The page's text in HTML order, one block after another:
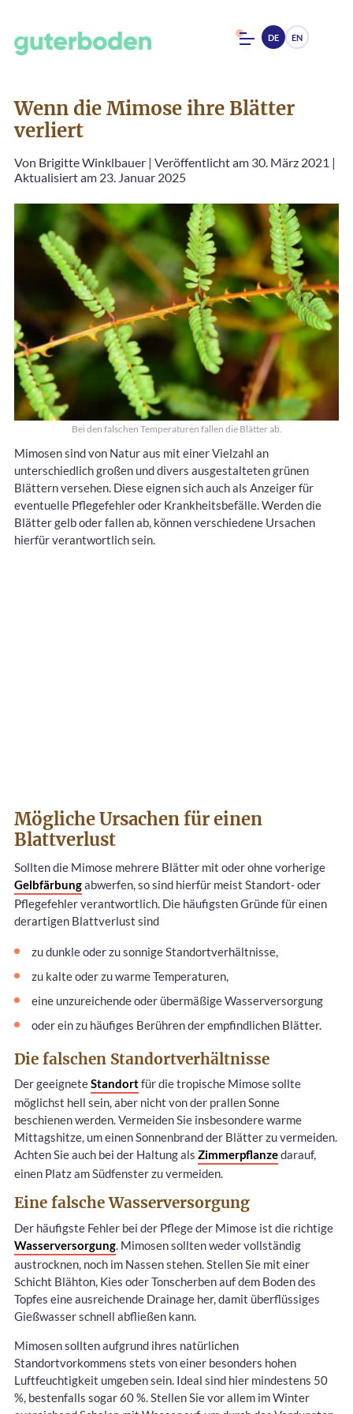
DE EN
Wenn die Mimose ihre Blätter
verliert
Von Brigitte Winklbauer | Veröffentlicht am 30. März 2021 |
Aktualisiert am 23. Januar 2025
Bei den falschen Temperaturen fallen die Blätter ab.
Mimosen sind von Natur aus mit einer Vielzahl an
unterschiedlich großen und divers ausgestalteten grünen
Blättern versehen. Diese eignen sich auch als Anzeiger für
eventuelle Pflegefehler oder Krankheitsbefälle. Werden die
Blätter gelb oder fallen ab, können verschiedene Ursachen
hierfür verantwortlich sein.
Mögliche Ursachen für einen
Blattverlust
Sollten die Mimose mehrere Blätter mit oder ohne vorherige
Gelbfärbungabwerfen, so sind hierfür meist Standort- oder
Pflegefehler verantwortlich. Die häufigsten Gründe für einen
derartigen Blattverlust sind
zu dunkle oder zu sonnige Standortverhältnisse,
zu kalte oder zu warme Temperaturen,
eine unzureichende oder übermäßige Wasserversorgung
oder ein zu häufiges Berühren der empfindlichen Blätter.
Die falschen Standortverhältnisse
Der geeigneteStandortfür die tropische Mimose sollte
möglichst hell sein, aber nicht von der prallen Sonne
beschienen werden. Vermeiden Sie insbesondere warme
Mittagshitze, um einen Sonnenbrand der Blätter zu vermeiden.
Achten Sie auch bei der Haltung als Zimmerpflanzedarauf,
einen Platz am Südfenster zu vermeiden.
Eine falsche Wasserversorgung
Der häufigste Fehler bei der Pflege der Mimose ist die richtige
Wasserversorgung . Mimosen sollten weder vollständig
austrocknen, noch im Nassen stehen. Stellen Sie mit einer
Schicht Blähton, Kies oder Tonscherben auf dem Boden des
Topfes eine ausreichende Drainage her, damit überflüssiges
Gießwasser schnell abfließen kann.
Mimosen sollten aufgrund ihres natürlichen
Standortvorkommens stets von einer besonders hohen
Luftfeuchtigkeit umgeben sein. Ideal sind hier mindestens 50
%, bestenfalls sogar 60 %. Stellen Sie vor allem im Winter